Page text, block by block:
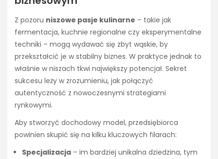
Z pozoru niszowe pasje kulinarne – takie jak
fermentacja, kuchnie regionalne czy eksperymentalne
techniki – mogą wydawać się zbyt wąskie, by
przekształcić je w stabilny biznes. W praktyce jednak to
właśnie w niszach tkwi największy potencjał. Sekret
sukcesu leży w zrozumieniu, jak połączyć
autentyczność z nowoczesnymi strategiami
rynkowymi.
Aby stworzyć dochodowy model, przedsiębiorca
powinien skupić się na kilku kluczowych filarach:
Specjalizacja – im bardziej unikalna dziedzina, tym